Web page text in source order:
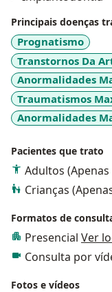
Principais doenças
Prognatismo
Transtornos Da
Anormalidades
Traumatismos
Anormalidades
Pacientes que trato
Adultos
Crianças
Formatos de
Presencial Ver
Consulta por
Fotos e vídeos